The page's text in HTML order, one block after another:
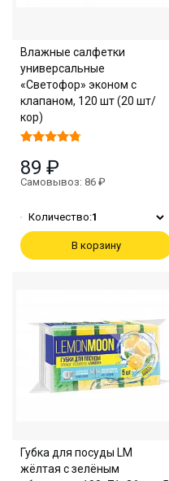
Влажные салфетки
универсальные
«Светофор» эконом с
клапаном, 120 шт (20 шт/
кор)
89 ₽
Самовывоз: 86 ₽
Количество:1
В корзину
Губка для посуды LM
жёлтая с зелёным